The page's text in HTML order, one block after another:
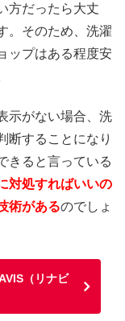
方だったら大丈
。そのため、洗濯
ップはある程度安
示がない場合、洗
断することになり
きると言っている
対処すればいいの
術があるのでしょ
（リナビ